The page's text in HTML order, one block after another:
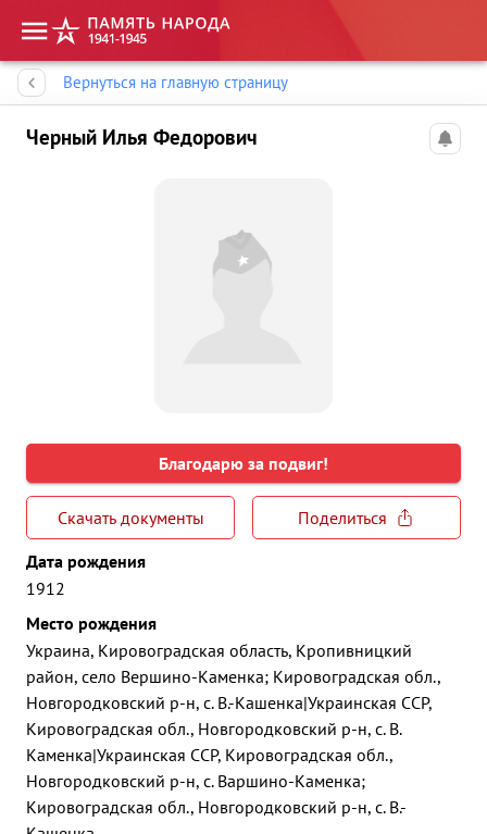
Вернуться на главную страницу
Черный Илья Федорович
Благодарю за подвиг!
Скачать документы
Поделиться
Дата рождения
1912
Место рождения
Украина, Кировоградская область, Кропивницкий
район, село Вершино-Каменка; Кировоградская обл.,
Новгородковский р-н, с. В.-Кашенка|Украинская ССР,
Кировоградская обл., Новгородковский р-н, с. В.
Каменка|Украинская ССР, Кировоградская обл.,
Новгородковский р-н, с. Варшино-Каменка;
Кировоградская обл., Новгородковский р-н, с. В.-
Память народа